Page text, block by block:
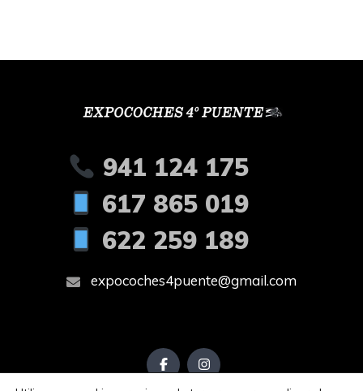
941 124 175
617 865 019
622 259 189
expocoches4puente@gmail.com